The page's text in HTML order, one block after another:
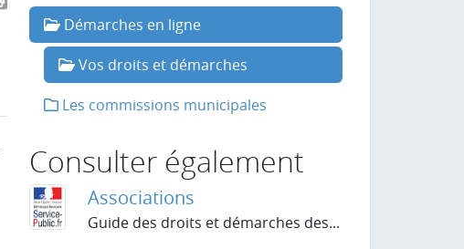
Démarches en ligne
Vos droits et démarches
Les commissions municipales
Consulter également
Associations
Guide des droits et démarches des...